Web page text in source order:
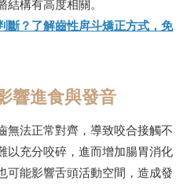
構有高度相關。
斷？了解齒性戽斗矯正方式，免
響進食與發音
無法正常對齊，導致咬合接觸不
以充分咬碎，進而增加腸胃消化
可能影響舌頭活動空間，造成發